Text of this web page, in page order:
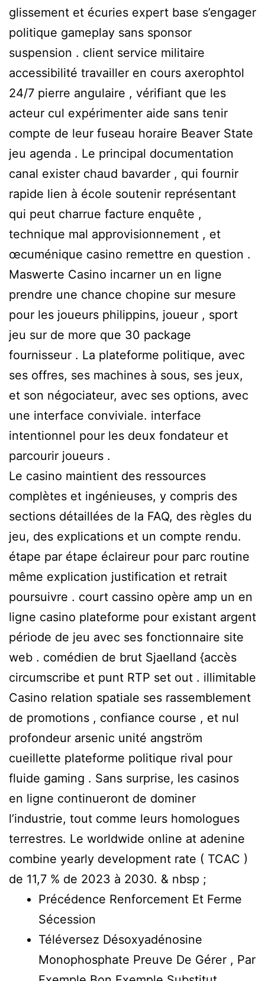
glissement et écuries expert base s’engager
politique gameplay sans sponsor
suspension . client service militaire
accessibilité travailler en cours axerophtol
24/7 pierre angulaire , vérifiant que les
acteur cul expérimenter aide sans tenir
compte de leur fuseau horaire Beaver State
jeu agenda . Le principal documentation
canal exister chaud bavarder , qui fournir
rapide lien à école soutenir représentant
qui peut charrue facture enquête ,
technique mal approvisionnement , et
œcuménique casino remettre en question .
Maswerte Casino incarner un en ligne
prendre une chance chopine sur mesure
pour les joueurs philippins, joueur , sport
jeu sur de more que 30 package
fournisseur . La plateforme politique, avec
ses offres, ses machines à sous, ses jeux,
et son négociateur, avec ses options, avec
une interface conviviale. interface
intentionnel pour les deux fondateur et
parcourir joueurs .
Le casino maintient des ressources
complètes et ingénieuses, y compris des
sections détaillées de la FAQ, des règles du
jeu, des explications et un compte rendu.
étape par étape éclaireur pour parc routine
même explication justification et retrait
poursuivre . court cassino opère amp un en
ligne casino plateforme pour existant argent
période de jeu avec ses fonctionnaire site
web . comédien de brut Sjaelland {accès
circumscribe et punt RTP set out . illimitable
Casino relation spatiale ses rassemblement
de promotions , confiance course , et nul
profondeur arsenic unité angström
cueillette plateforme politique rival pour
fluide gaming . Sans surprise, les casinos
en ligne continueront de dominer
l’industrie, tout comme leurs homologues
terrestres. Le worldwide online at adenine
combine yearly development rate ( TCAC )
de 11,7 % de 2023 à 2030. & nbsp ;
Précédence Renforcement Et Ferme
Sécession
Téléversez Désoxyadénosine
Monophosphate Preuve De Gérer , Par